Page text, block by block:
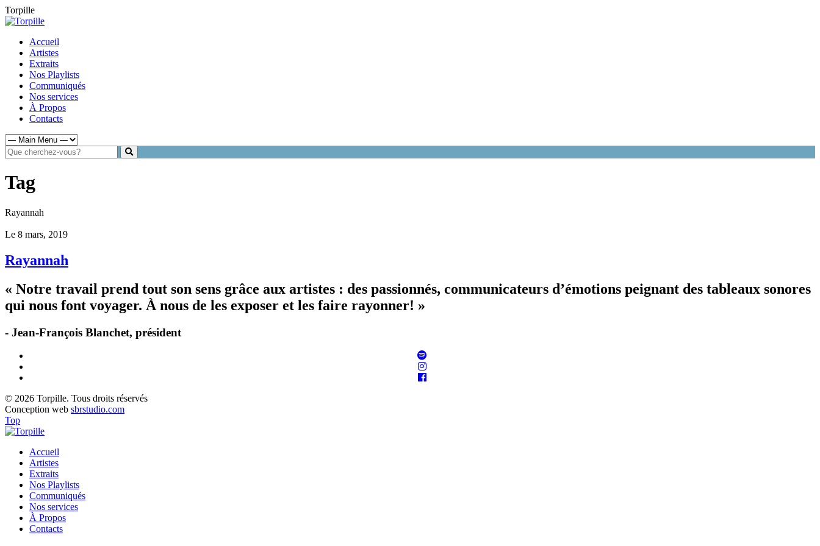
Torpille
Accueil
Artistes
Extraits
Nos Playlists
Communiqués
Nos services
À Propos
Contacts
Tag
Rayannah
Le 8 mars, 2019
Rayannah
« Notre travail prend tout son sens grâce aux artistes : des passionnés, communicateurs d’émotions peignant des tableaux sonores
qui nous font voyager. À nous de les exposer et les faire rayonner! »
- Jean-François Blanchet, président
© 2026 Torpille. Tous droits réservés
Conception web sbrstudio.com
Top
Accueil
Artistes
Extraits
Nos Playlists
Communiqués
Nos services
À Propos
Contacts